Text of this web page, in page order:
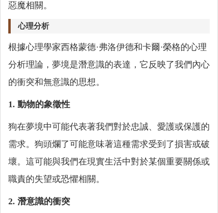
惡魔相關。
心理分析
根據心理學家西格蒙德·弗洛伊德和卡爾·榮格的心理
分析理論，夢境是潛意識的表達，它反映了我們內心
的衝突和無意識的思想。
1. 動物的象徵性
狗在夢境中可能代表著我們對於忠誠、愛護或保護的
需求。狗頭爛了可能意味著這種需求受到了損害或破
壞。這可能與我們在現實生活中對於某個重要關係或
職責的失望或恐懼相關。
2. 潛意識的衝突